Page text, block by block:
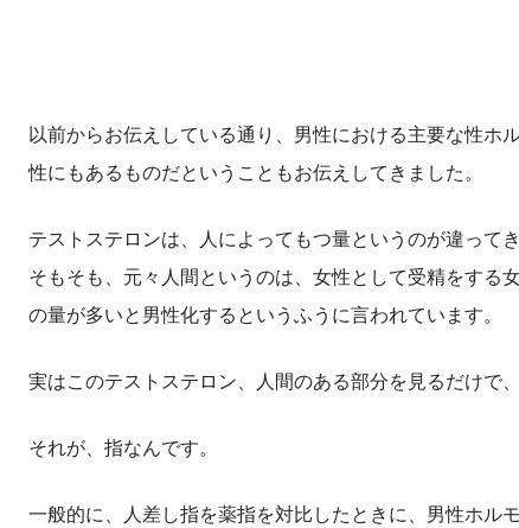
以前からお伝えしている通り、男性における主要な性
性にもあるものだということもお伝えしてきました。
テストステロンは、人によってもつ量というのが違ってき
そもそも、元々人間というのは、女性として受精をする
の量が多いと男性化するというふうに言われています。
実はこのテストステロン、人間のある部分を見るだけで
それが、指なんです。
一般的に、人差し指を薬指を対比したときに、男性ホル